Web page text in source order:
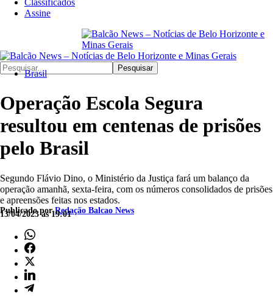
Classificados
Assine
Pesquisar
Brasil
Operação Escola Segura
resultou em centenas de prisões
pelo Brasil
Segundo Flávio Dino, o Ministério da Justiça fará um balanço da
operação amanhã, sexta-feira, com os números consolidados de prisões
e apreensões feitas nos estados.
Publicado porRedação Balcao News
13/04/2023 às 19:01